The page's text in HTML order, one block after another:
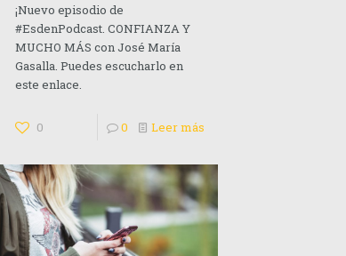
¡Nuevo episodio de
#EsdenPodcast. CONFIANZA Y
MUCHO MÁS con José María
Gasalla. Puedes escucharlo en
este enlace.
0 0 Leer más